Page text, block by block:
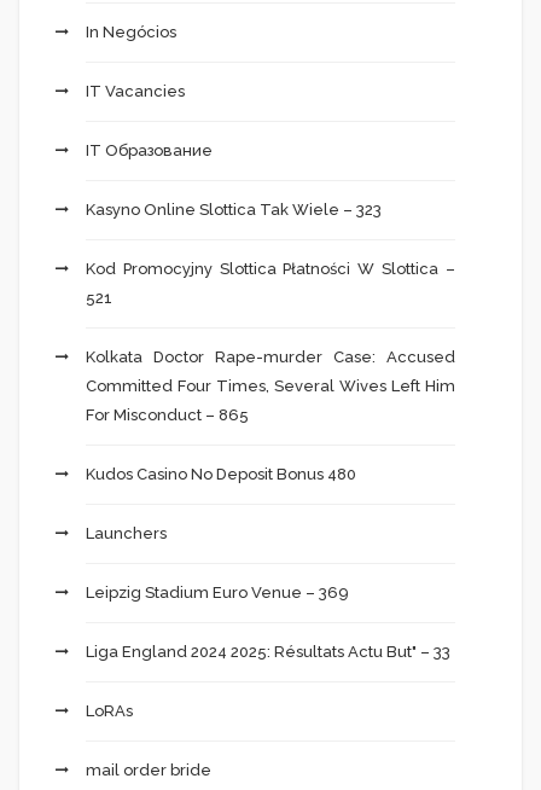
In Negócios
IT Vacancies
IT Образование
Kasyno Online Slottica Tak Wiele – 323
Kod Promocyjny Slottica Płatności W Slottica –
521
Kolkata Doctor Rape-murder Case: Accused
Committed Four Times, Several Wives Left Him
For Misconduct – 865
Kudos Casino No Deposit Bonus 480
Launchers
Leipzig Stadium Euro Venue – 369
Liga England 2024 2025: Résultats Actu But" – 33
LoRAs
mail order bride